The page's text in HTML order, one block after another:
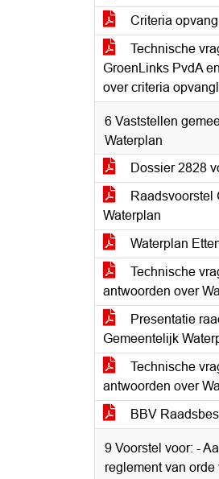
Criteria
Technische
GroenLinks PvdA
over criteria
6 Vaststellen
Waterplan
Dossier 2828
Raadsvoorstel
Waterplan
Waterplan
Technische
antwoorden over
Presentatie
Gemeentelijk
Technische
antwoorden over
BBV
9 Voorstel voor: -
reglement van orde